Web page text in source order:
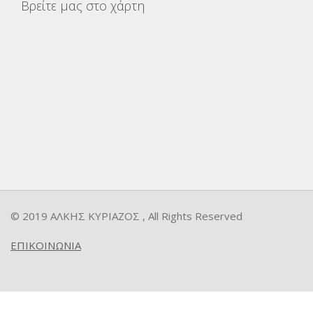
Βρείτε μας στο χάρτη
© 2019 ΑΛΚΗΣ ΚΥΡΙΑΖΟΣ , All Rights Reserved
ΕΠΙΚΟΙΝΩΝΙΑ